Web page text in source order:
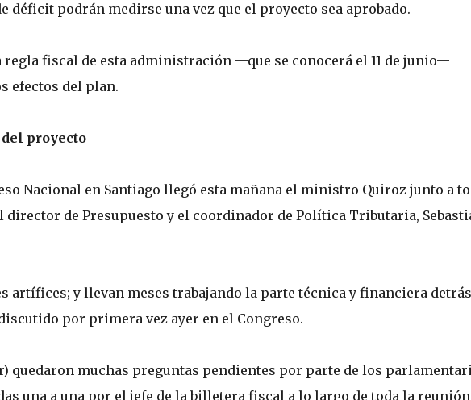
déficit podrán medirse una vez que el proyecto sea aprobado.
regla fiscal de esta administración —que se conocerá el 11 de junio—
efectos del plan.
proyecto
Nacional en Santiago llegó esta mañana el ministro Quiroz junto a
director de Presupuesto y el coordinador de Política Tributaria,
artífices; y llevan meses trabajando la parte técnica y financiera
por primera vez ayer en el Congreso.
quedaron muchas preguntas pendientes por parte de los
una a una por el jefe de la billetera fiscal a lo largo de toda la reunión